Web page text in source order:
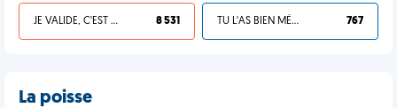
JE VALIDE, C'EST UNE VDM 8 531 TU L'AS BIEN MÉRITÉ 767
La poisse